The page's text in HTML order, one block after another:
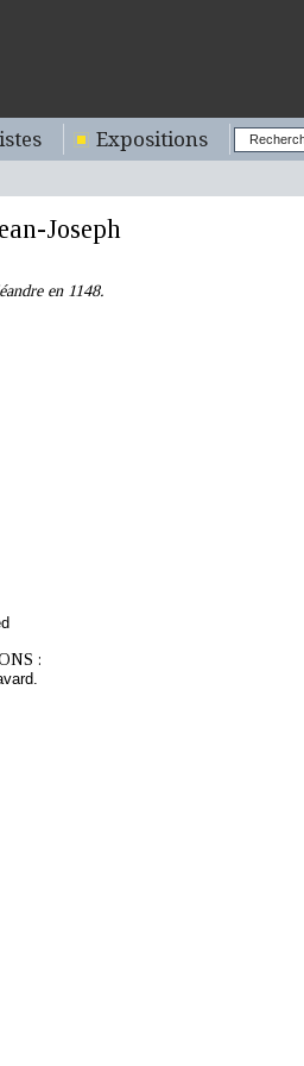
Expositions
Joseph
en 1148.
: